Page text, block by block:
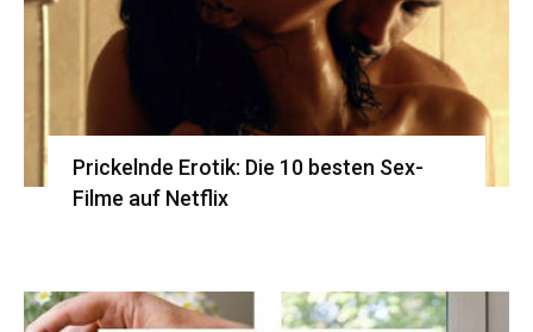
Prickelnde Erotik: Die 10 besten Sex-
Filme auf Netflix